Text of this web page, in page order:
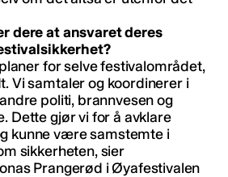
dere at ansvaret deres
for selve festivalområdet,
Vi samtaler og koordinerer i
politi, brannvesen og
Dette gjør vi for å avklare
kunne være samstemte i
sikkerheten, sier
Prangerød i Øyafestivalen